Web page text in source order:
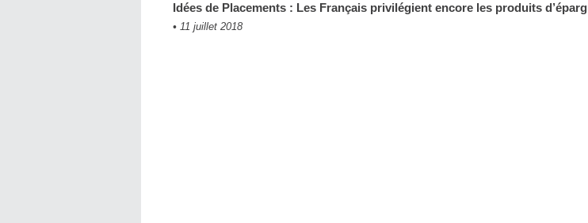
Idées de Placements : Les Français privilégient encore les produits
• 11 juillet 2018